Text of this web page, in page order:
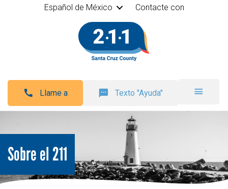
Español de México Contacte con
Llame a Texto "Ayuda"
Sobre el 211